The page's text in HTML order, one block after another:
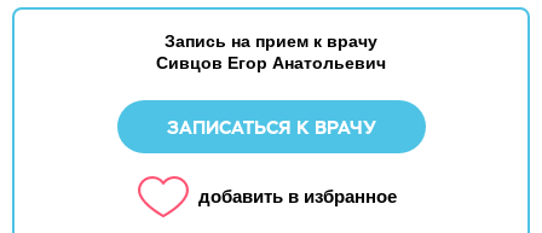
Запись на прием к врачу
Сивцов Егор Анатольевич
ЗАПИСАТЬСЯ К ВРАЧУ
добавить в избранное